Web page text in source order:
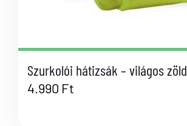
Szurkolói hátizsák – világos zöld
4.990 Ft